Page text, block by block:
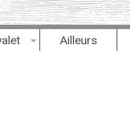
Ailleurs